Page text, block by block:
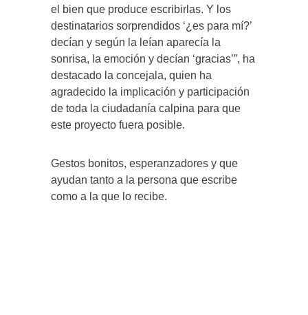
el bien que produce escribirlas. Y los
destinatarios sorprendidos ‘¿es para mí?’
decían y según la leían aparecía la
sonrisa, la emoción y decían ‘gracias’”, ha
destacado la concejala, quien ha
agradecido la implicación y participación
de toda la ciudadanía calpina para que
este proyecto fuera posible.
Gestos bonitos, esperanzadores y que
ayudan tanto a la persona que escribe
como a la que lo recibe.